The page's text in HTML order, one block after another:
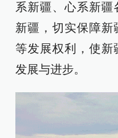
系新疆、心系新
新疆，切实保障新
等发展权利，使新
发展与进步。